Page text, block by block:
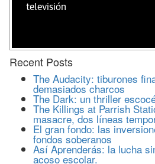
televisión
Recent Posts
The Audacity: tiburones
demasiados charcos
The Dark: un thriller
The Killings at Parrish
masacre, dos líneas
El gran fondo: las
fondos soberanos
Así Aprenderás: la lucha
acoso escolar.